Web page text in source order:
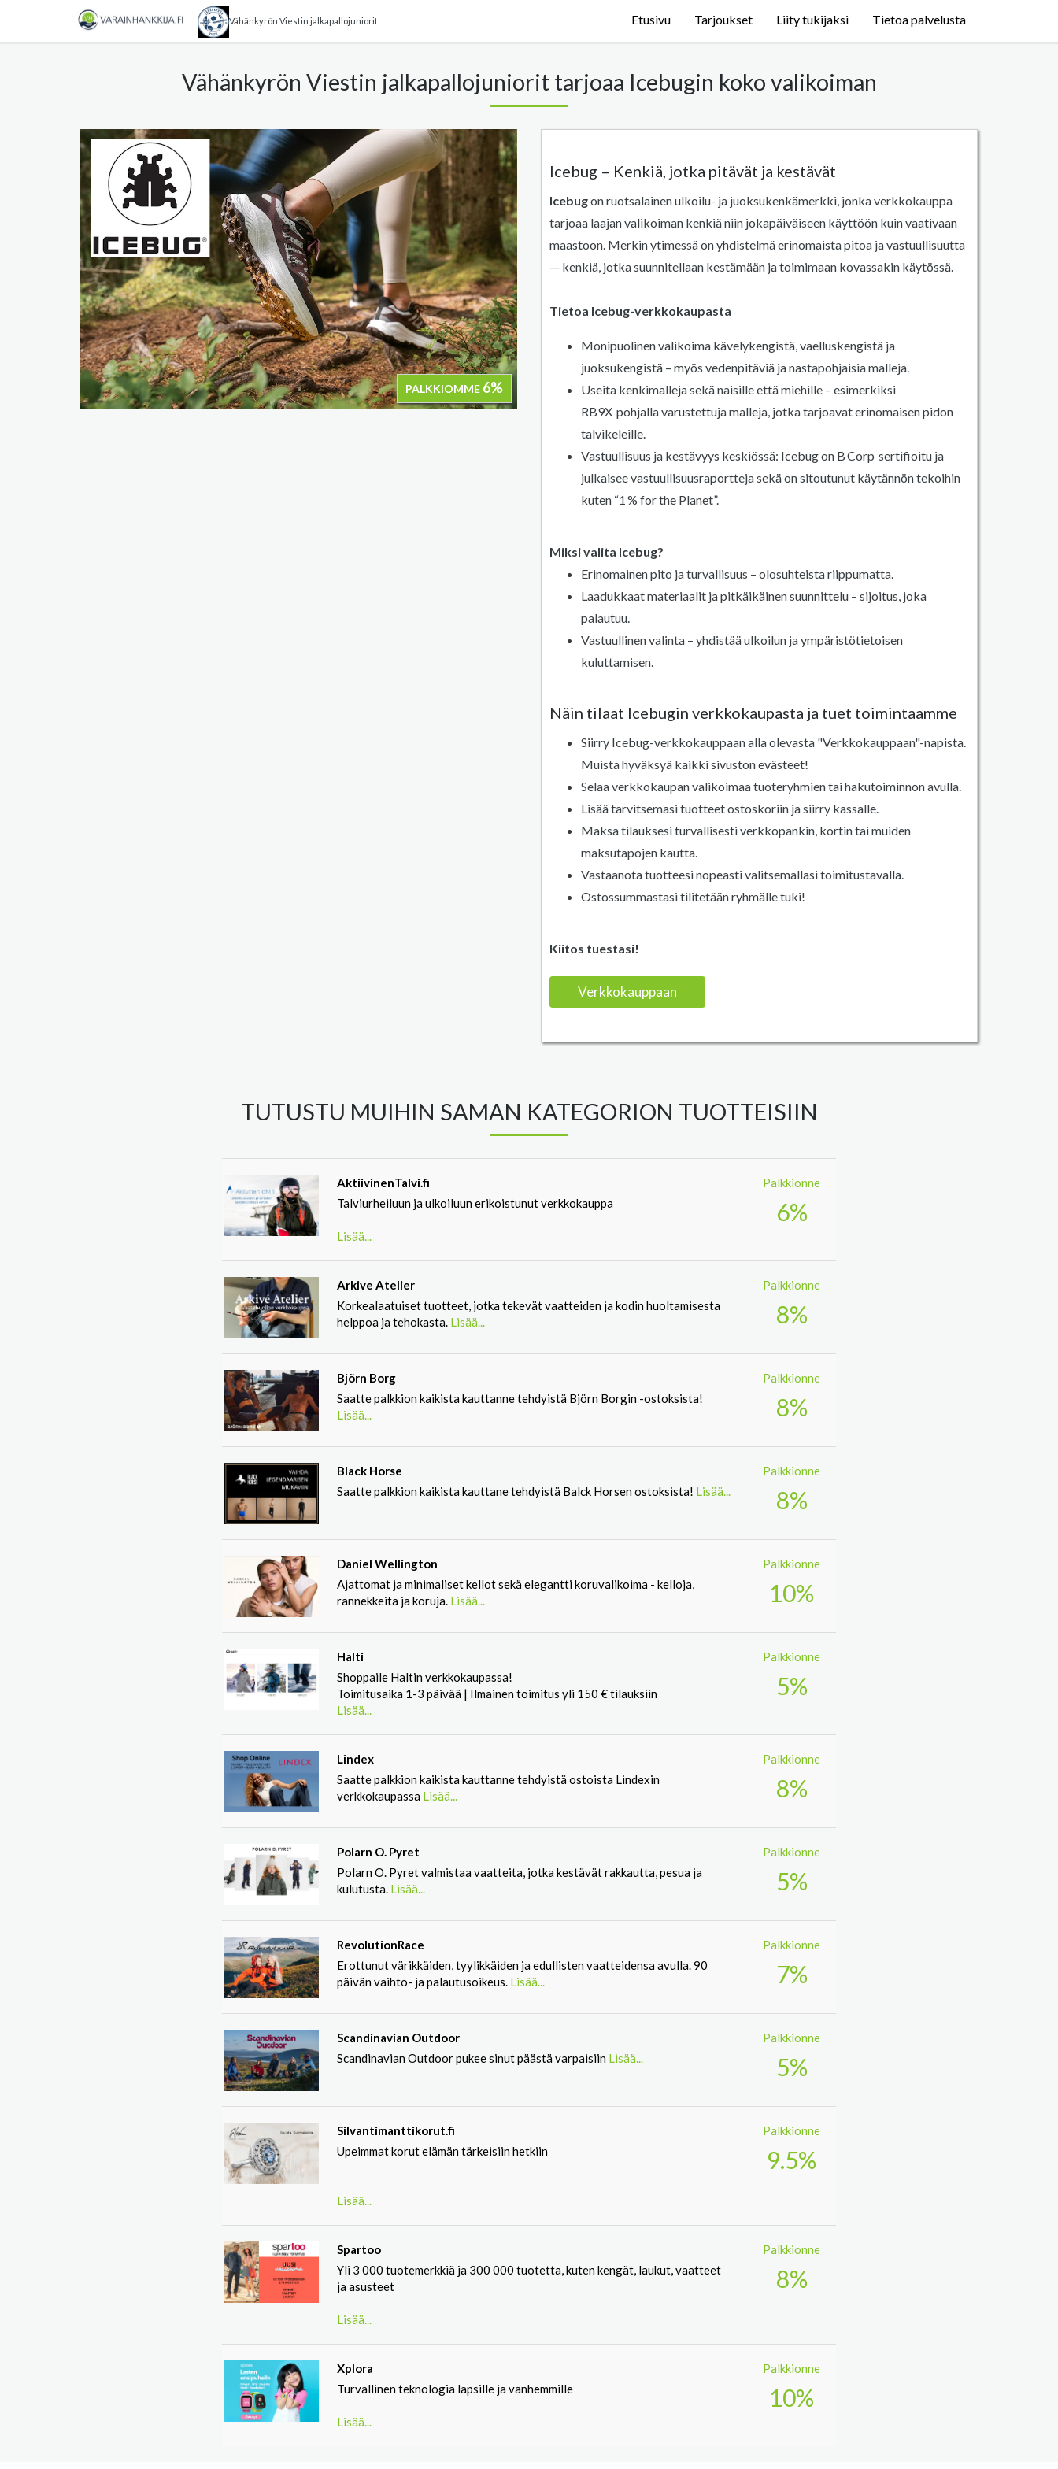
Vähänkyrön Viestin jalkapallojuniorit Etusivu Tarjoukset Liity tukijaksi Tietoa palvelusta
Vähänkyrön Viestin jalkapallojuniorit tarjoaa Icebugin koko valikoiman
PALKKIOMME 6%
Icebug – Kenkiä, jotka pitävät ja kestävät
Icebugon ruotsalainen ulkoilu- ja juoksukenkämerkki, jonka verkkokauppa
tarjoaa laajan valikoiman kenkiä niin jokapäiväiseen käyttöön kuin vaativaan
maastoon. Merkin ytimessä on yhdistelmä erinomaista pitoa ja vastuullisuutta
— kenkiä, jotka suunnitellaan kestämään ja toimimaan kovassakin käytössä.
Tietoa Icebug-verkkokaupasta
Monipuolinen valikoima kävelykengistä, vaelluskengistä ja
juoksukengistä – myös vedenpitäviä ja nastapohjaisia malleja.
Useita kenkimalleja sekä naisille että miehille – esimerkiksi
RB9X‑pohjalla varustettuja malleja, jotka tarjoavat erinomaisen pidon
talvikeleille.
Vastuullisuus ja kestävyys keskiössä: Icebug on B Corp‑sertifioitu ja
julkaisee vastuullisuusraportteja sekä on sitoutunut käytännön tekoihin
kuten “1 % for the Planet”.
Miksi valita Icebug?
Erinomainen pito ja turvallisuus – olosuhteista riippumatta.
Laadukkaat materiaalit ja pitkäikäinen suunnittelu – sijoitus, joka
palautuu.
Vastuullinen valinta – yhdistää ulkoilun ja ympäristötietoisen
kuluttamisen.
Näin tilaat Icebugin verkkokaupasta ja tuet toimintaamme
Siirry Icebug-verkkokauppaan alla olevasta "Verkkokauppaan"-napista.
Muista hyväksyä kaikki sivuston evästeet!
Selaa verkkokaupan valikoimaa tuoteryhmien tai hakutoiminnon avulla.
Lisää tarvitsemasi tuotteet ostoskoriin ja siirry kassalle.
Maksa tilauksesi turvallisesti verkkopankin, kortin tai muiden
maksutapojen kautta.
Vastaanota tuotteesi nopeasti valitsemallasi toimitustavalla.
Ostossummastasi tilitetään ryhmälle tuki!
Kiitos tuestasi!
Verkkokauppaan
TUTUSTU MUIHIN SAMAN KATEGORION TUOTTEISIIN
AktiivinenTalvi.fi
Talviurheiluun ja ulkoiluun erikoistunut verkkokauppa
Lisää...
Palkkionne
6%
Arkive Atelier
Korkealaatuiset tuotteet, jotka tekevät vaatteiden ja kodin huoltamisesta
helppoa ja tehokasta. Lisää...
Palkkionne
8%
Björn Borg
Saatte palkkion kaikista kauttanne tehdyistä Björn Borgin -ostoksista!
Lisää...
Palkkionne
8%
Black Horse
Saatte palkkion kaikista kauttane tehdyistä Balck Horsen ostoksista! Lisää...
Palkkionne
8%
Daniel Wellington
Ajattomat ja minimaliset kellot sekä elegantti koruvalikoima - kelloja,
rannekkeita ja koruja. Lisää...
Palkkionne
10%
Halti
Shoppaile Haltin verkkokaupassa!
Toimitusaika 1-3 päivää | Ilmainen toimitus yli 150 € tilauksiin
Lisää...
Palkkionne
5%
Lindex
Saatte palkkion kaikista kauttanne tehdyistä ostoista Lindexin
verkkokaupassa Lisää...
Palkkionne
8%
Polarn O. Pyret
Polarn O. Pyret valmistaa vaatteita, jotka kestävät rakkautta, pesua ja
kulutusta. Lisää...
Palkkionne
5%
RevolutionRace
Erottunut värikkäiden, tyylikkäiden ja edullisten vaatteidensa avulla. 90
päivän vaihto- ja palautusoikeus. Lisää...
Palkkionne
7%
Scandinavian Outdoor
Scandinavian Outdoor pukee sinut päästä varpaisiin Lisää...
Palkkionne
5%
Silvantimanttikorut.fi
Upeimmat korut elämän tärkeisiin hetkiin
Lisää...
Palkkionne
9.5%
Spartoo
Yli 3 000 tuotemerkkiä ja 300 000 tuotetta, kuten kengät, laukut, vaatteet
ja asusteet
Lisää...
Palkkionne
8%
Xplora
Turvallinen teknologia lapsille ja vanhemmille
Lisää...
Palkkionne
10%